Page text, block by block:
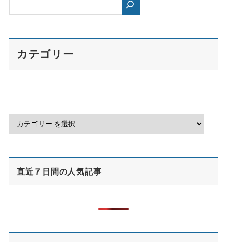
カテゴリー
直近７日間の人気記事